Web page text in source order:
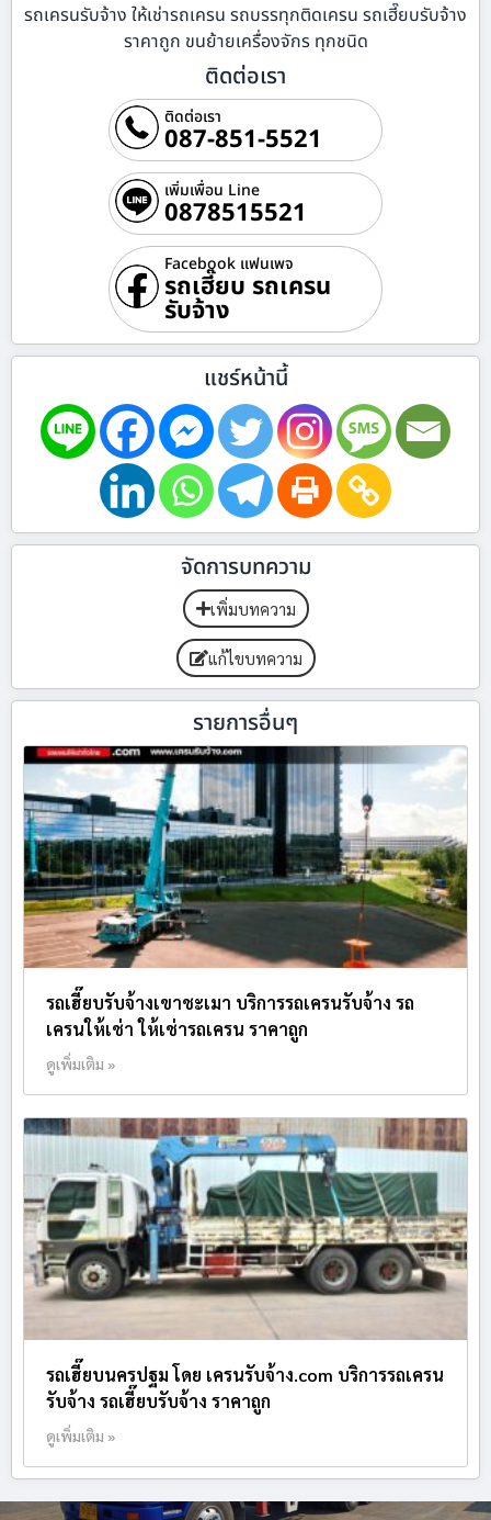
รถเครนรับจ้าง ให้เช่ารถเครน รถบรรทุกติดเครน รถเฮี๊ยบรับจ้าง
ราคาถูก ขนย้ายเครื่องจักร ทุกชนิด
ติดต่อเรา
ติดต่อเรา
087-851-5521
เพิ่มเพื่อน Line
0878515521
Facebook แฟนเพจ
รถเฮี๊ยบ รถเครน
รับจ้าง
แชร์หน้านี้
จัดการบทความ
เพิ่มบทความ
แก้ไขบทความ
รายการอื่นๆ
รถเฮี๊ยบรับจ้างเขาชะเมา บริการรถเครนรับจ้าง รถ
เครนให้เช่า ให้เช่ารถเครน ราคาถูก
ดูเพิ่มเติม »
รถเฮี๊ยบนครปฐม โดย เครนรับจ้าง.com บริการรถเครน
รับจ้าง รถเฮี๊ยบรับจ้าง ราคาถูก
ดูเพิ่มเติม »